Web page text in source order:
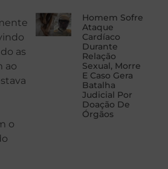
as
ao
o
Homem Sofre
Ataque
Cardíaco
Durante
Relação
Sexual, Morre
E Caso Gera
Batalha
Judicial Por
Doação De
Órgãos